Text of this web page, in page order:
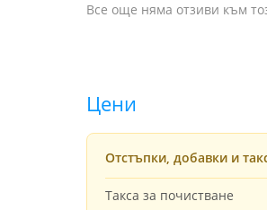
Все още няма отзиви към
Цени
Отстъпки, добавки и
Такса за почистване